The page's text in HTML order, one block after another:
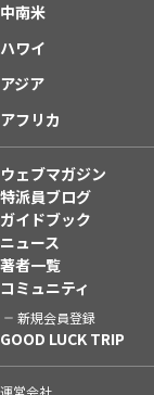
中南米
ハワイ
アジア
アフリカ
ウェブマガジン
特派員ブログ
ガイドブック
ニュース
著者一覧
コミュニティ
新規会員登録
GOOD LUCK TRIP